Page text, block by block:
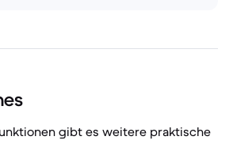
gibt es weitere praktische